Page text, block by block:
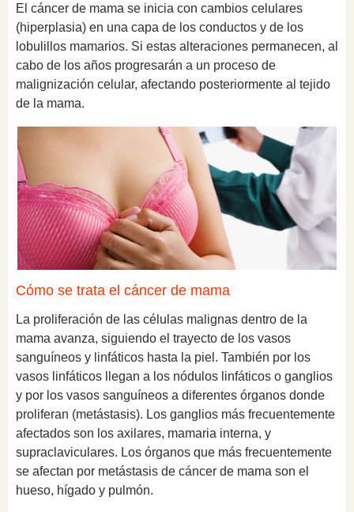
El cáncer de mama se inicia con cambios celulares
(hiperplasia) en una capa de los conductos y de los
lobulillos mamarios. Si estas alteraciones permanecen, al
cabo de los años progresarán a un proceso de
malignización celular, afectando posteriormente al tejido
de la mama.
Cómo se trata el cáncer de mama
La proliferación de las células malignas dentro de la
mama avanza, siguiendo el trayecto de los vasos
sanguíneos y linfáticos hasta la piel. También por los
vasos linfáticos llegan a los nódulos linfáticos o ganglios
y por los vasos sanguíneos a diferentes órganos donde
proliferan (metástasis). Los ganglios más frecuentemente
afectados son los axilares, mamaria interna, y
supraclaviculares. Los órganos que más frecuentemente
se afectan por metástasis de cáncer de mama son el
hueso, hígado y pulmón.